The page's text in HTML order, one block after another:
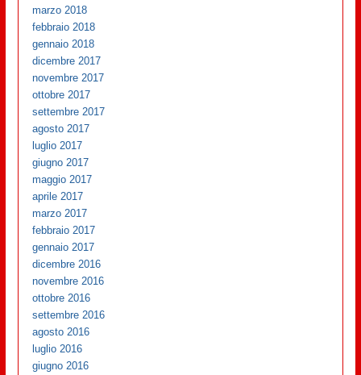
marzo 2018
febbraio 2018
gennaio 2018
dicembre 2017
novembre 2017
ottobre 2017
settembre 2017
agosto 2017
luglio 2017
giugno 2017
maggio 2017
aprile 2017
marzo 2017
febbraio 2017
gennaio 2017
dicembre 2016
novembre 2016
ottobre 2016
settembre 2016
agosto 2016
luglio 2016
giugno 2016